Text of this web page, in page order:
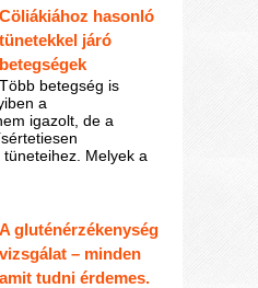
Cöliákiához hasonló
tünetekkel járó
betegségek
Több betegség is
a
igazolt, de a
Melyek a
A gluténérzékenység
vizsgálat – minden
amit tudni érdemes.